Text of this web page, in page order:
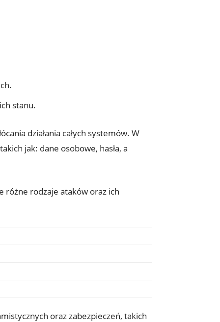
⁤stanu.
działania całych systemów. W
jak: dane osobowe, hasła, a
⁤różne rodzaje‍ ataków oraz​ ich
oraz zabezpieczeń, takich